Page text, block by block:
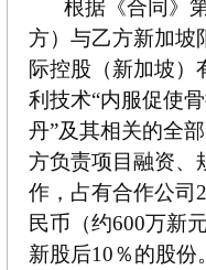
根据《合同》
方）与乙方新加坡
际控股（新加坡）
利技术“内服促使
丹”及其相关的全
方负责项目融资、
作，占有合作公司
民币（约600万新
新股后10％的股份